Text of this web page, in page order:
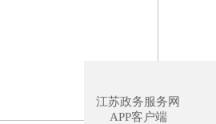
江苏政务服务网
APP客户端